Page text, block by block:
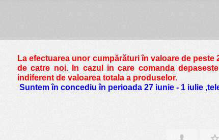
La efectuarea unor cumpărături în valoare de peste
de catre noi. In cazul in care comanda
indiferent de valoarea totala a produselor.
Suntem în concediu în perioada 27 iunie - 1 iulie